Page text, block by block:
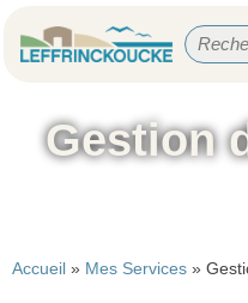
Gestion
Accueil » Mes Services »